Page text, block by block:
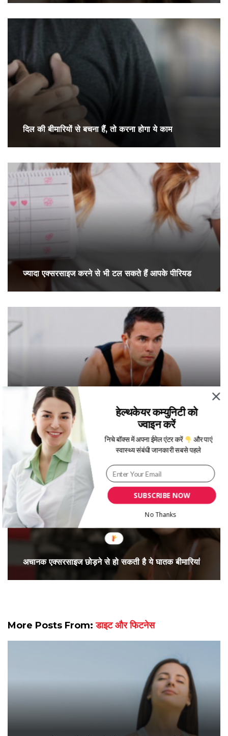
दिल की बीमारियों से बचना हैं, तो करना होगा ये काम
ज्यादा एक्सरसाइज करने से भी टल सकते हैं आपके पीरियड
एक्सरसाइज करते हैं, तो जान लें क्या खाने से होगा अधिक लाभ
अचानक एक्सरसाइज छोड़ने से हो सकती है ये घातक बीमारियां
More Posts From:डाइट और फिटनेस
SUBSCRIBE NOW
हेल्थकेयर कम्युनिटी को
ज्वाइन करें
निचे बॉक्स में अपना ईमेल एंटर करें
और पाएं
स्वास्थ्य संबंधी जानकारी सबसे पहले
No Thanks